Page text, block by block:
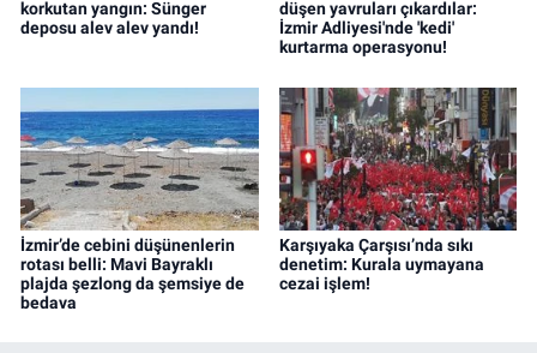
korkutan yangın: Sünger
deposu alev alev yandı!
düşen yavruları çıkardılar:
İzmir Adliyesi'nde 'kedi'
kurtarma operasyonu!
İzmir’de cebini düşünenlerin
rotası belli: Mavi Bayraklı
plajda şezlong da şemsiye de
bedava
Karşıyaka Çarşısı’nda sıkı
denetim: Kurala uymayana
cezai işlem!